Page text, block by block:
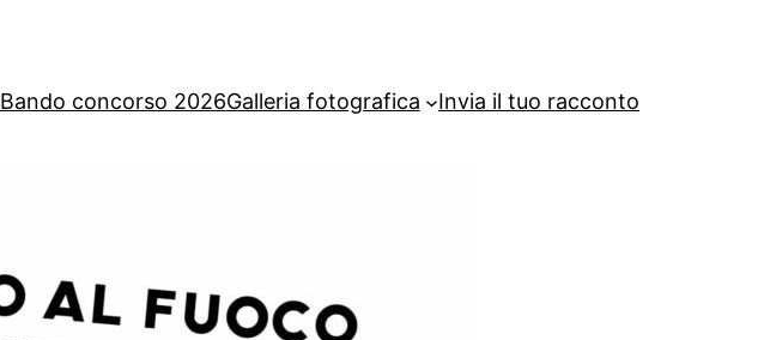
Bando concorso 2026Galleria fotografica Invia il tuo racconto